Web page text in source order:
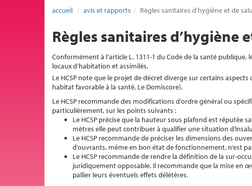
accueil avis et rapports Règles sanitaires d’hygiène et de
Règles sanitaires d’hygiène
Conformément à l’article L. 1311-1 du Code de la santé
locaux d’habitation et assimilés.
Le HCSP note que le projet de décret diverge sur certains
habitat favorable à la santé, Le Domiscore).
Le HCSP recommande des modifications d’ordre général ou
particulièrement, sur les points suivants :
Le HCSP précise que la hauteur sous plafond est réputée
mètres elle peut contribuer à qualifier une situation
Le HCSP recommande de préciser les dimensions des
d’ouvrants, même en bon état de fonctionnement, n’est
Le HCSP recommande de rendre la définition de la sur-
juridiquement opposable. Il recommande que la mise en
pallier leurs éventuels effets délétères.